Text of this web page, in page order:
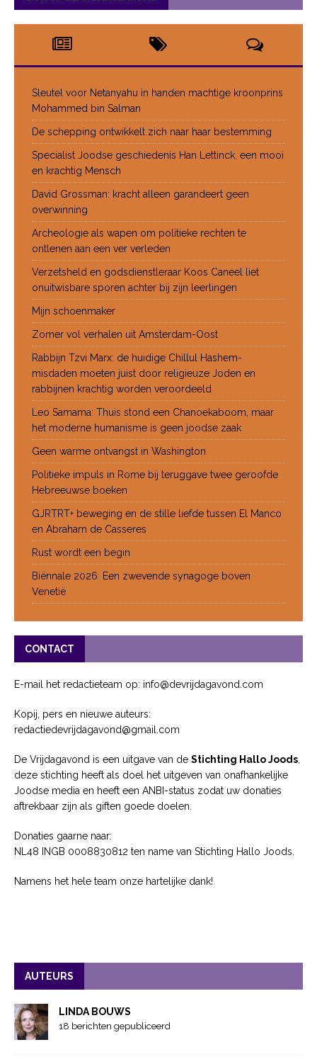
Sleutel voor Netanyahu in handen machtige kroonprins
Mohammed bin Salman
De schepping ontwikkelt zich naar haar bestemming
Specialist Joodse geschiedenis Han Lettinck, een mooi
en krachtig Mensch
David Grossman: kracht alleen garandeert geen
overwinning
Archeologie als wapen om politieke rechten te
ontlenen aan een ver verleden
Verzetsheld en godsdienstleraar Koos Caneel liet
onuitwisbare sporen achter bij zijn leerlingen
Mijn schoenmaker
Zomer vol verhalen uit Amsterdam-Oost
Rabbijn Tzvi Marx: de huidige Chillul Hashem-
misdaden moeten juist door religieuze Joden en
rabbijnen krachtig worden veroordeeld
Leo Samama: Thuis stond een Chanoekaboom, maar
het moderne humanisme is geen joodse zaak
Geen warme ontvangst in Washington
Politieke impuls in Rome bij teruggave twee geroofde
Hebreeuwse boeken
GJRTRT+ beweging en de stille liefde tussen El Manco
en Abraham de Casseres
Rust wordt een begin
Biënnale 2026: Een zwevende synagoge boven
Venetië
CONTACT
E-mail het redactieteam op: info@devrijdagavond.com
Kopij, pers en nieuwe auteurs:
redactiedevrijdagavond@gmail.com
De Vrijdagavond is een uitgave van de Stichting Hallo Joods
deze stichting heeft als doel het uitgeven van onafhankelijke
Joodse media en heeft een ANBI-status zodat uw donaties
aftrekbaar zijn als giften goede doelen.
Donaties gaarne naar:
NL48 INGB 0008830812 ten name van Stichting Hallo Joods.
Namens het hele team onze hartelijke dank!
AUTEURS
LINDA BOUWS
18 berichten gepubliceerd